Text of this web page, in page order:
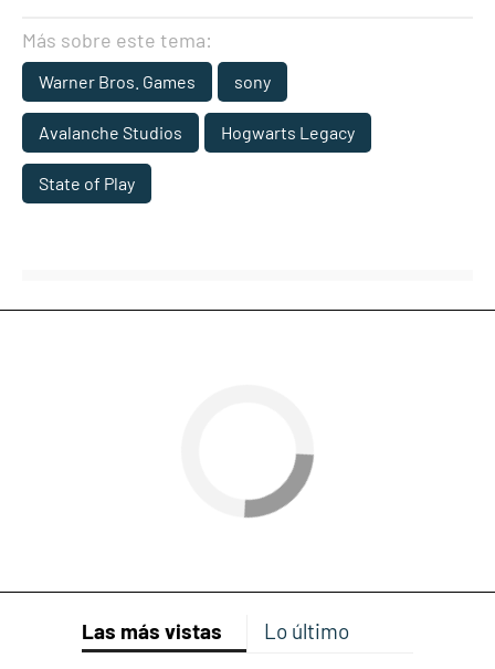
Más sobre este tema:
Warner Bros. Games sony
Avalanche Studios Hogwarts Legacy
State of Play
Las más vistas Lo último